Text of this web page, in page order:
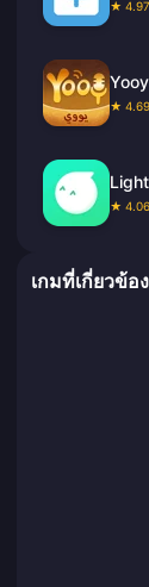
★ 4.97
Yooy
★ 4.69
★ 4.06
เกมที่เกี่ยวข้อง